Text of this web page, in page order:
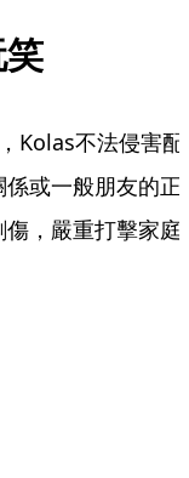
Kolas不法侵害配
或一般朋友的正
，嚴重打擊家庭